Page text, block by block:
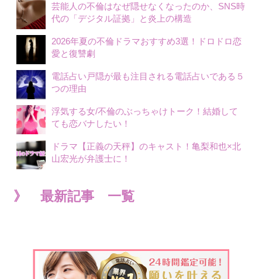
芸能人の不倫はなぜ隠せなくなったのか、SNS時
代の「デジタル証拠」と炎上の構造
2026年夏の不倫ドラマおすすめ3選！ドロドロ恋
愛と復讐劇
電話占い戸隠が最も注目される電話占いである５
つの理由
浮気する女/不倫のぶっちゃけトーク！結婚して
ても恋バナしたい！
ドラマ【正義の天秤】のキャスト！亀梨和也×北
山宏光が弁護士に！
》 最新記事 一覧